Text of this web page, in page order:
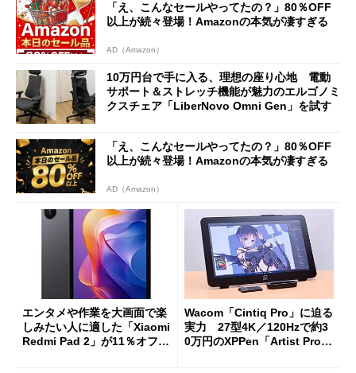
「え、こんなセールやってたの？」80％OFF
以上が続々登場！Amazonの本気が凄すぎる
AD（Amazon）
10万円台で手に入る、理想の座り心地 電動
サポート＆ストレッチ機能が魅力のエルゴノミ
クスチェア「LiberNovo Omni Gen」を試す
「え、こんなセールやってたの？」80％OFF
以上が続々登場！Amazonの本気が凄すぎる
AD（Amazon）
エンタメや作業を大画面で楽
しみたい人に適した「Xiaomi
Redmi Pad 2」が11％オフの
Wacom「Cintiq Pro」に迫る
実力 27型4K／120Hzで約3
0万円のXPPen「Artist Pro 2